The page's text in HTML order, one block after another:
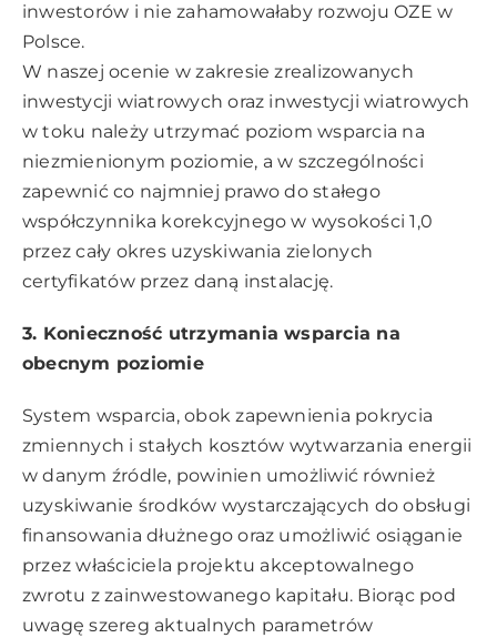
inwestorów i nie zahamowałaby rozwoju OZE w
Polsce.
W naszej ocenie w zakresie zrealizowanych
inwestycji wiatrowych oraz inwestycji wiatrowych
w toku należy utrzymać poziom wsparcia na
niezmienionym poziomie, a w szczególności
zapewnić co najmniej prawo do stałego
współczynnika korekcyjnego w wysokości 1,0
przez cały okres uzyskiwania zielonych
certyfikatów przez daną instalację.
3. Konieczność utrzymania wsparcia na
obecnym poziomie
System wsparcia, obok zapewnienia pokrycia
zmiennych i stałych kosztów wytwarzania energii
w danym źródle, powinien umożliwić również
uzyskiwanie środków wystarczających do obsługi
finansowania dłużnego oraz umożliwić osiąganie
przez właściciela projektu akceptowalnego
zwrotu z zainwestowanego kapitału. Biorąc pod
uwagę szereg aktualnych parametrów